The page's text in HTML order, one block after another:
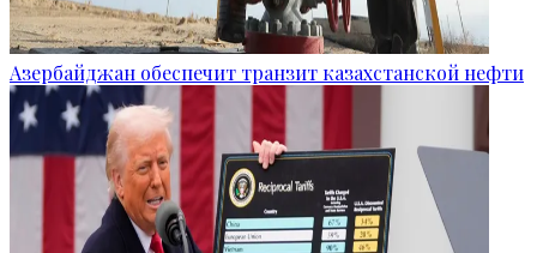
Азербайджан обеспечит транзит казахстанской нефти